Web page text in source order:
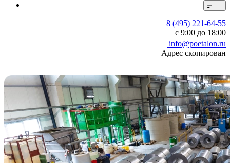
8 (495) 221-64-55
с 9:00 до 18:00
info@poetalon.ru
Адрес скопирован